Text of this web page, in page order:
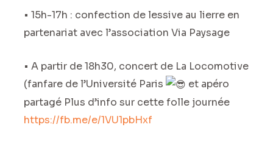
• 15h-17h : confection de lessive au lierre en
partenariat avec l’association Via Paysage
• A partir de 18h30, concert de La Locomotive
(fanfare de l’Université Paris
et apéro
partagé Plus d’info sur cette folle journée
https://fb.me/e/1VU1pbHxf